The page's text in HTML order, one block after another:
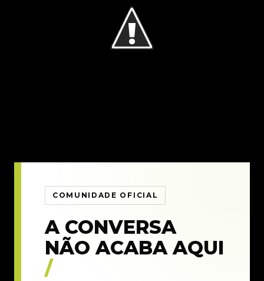
COMUNIDADE OFICIAL
A CONVERSA
NÃO ACABA AQUI
/